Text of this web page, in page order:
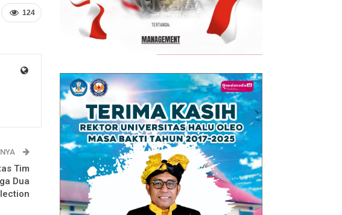
124
Tim
Dua